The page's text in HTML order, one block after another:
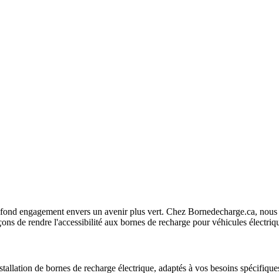
engagement envers un avenir plus vert. Chez Bornedecharge.ca,
de rendre l'accessibilité aux bornes de recharge pour véhicules
de bornes de recharge électrique, adaptés à vos besoins